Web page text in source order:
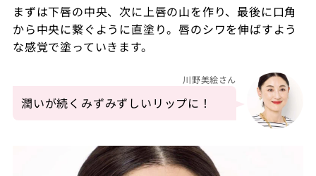
まずは下唇の中央、次に上唇の山を作り、最後に口角
から中央に繋ぐように直塗り。唇のシワを伸ばすよう
な感覚で塗っていきます。
川野美絵さん
潤いが続くみずみずしいリップに！